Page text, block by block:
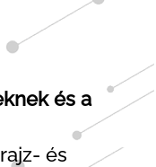
és a
és